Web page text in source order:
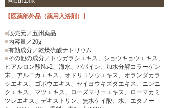
【医薬部外品（薬用入浴剤）】
■販売元／五州薬品
■内容量／20g
■有効成分／乾燥硫酸ナトリウム
■その他の成分／トウガラシエキス、ショウキョウエキス、
ヒアルロン酸Na-2、海水、パパイン、加水分解コラーゲン
末、アルニカエキス、オドリコソウエキス、オランダカラ
シエキス、ゴボウエキス、セイヨウキズタエキス、ニンニ
クエキス、マツエキス、ローズマリーエキス、ローマカミ
ツレエキス、デキストリン、無水ケイ酸、水、エタノー